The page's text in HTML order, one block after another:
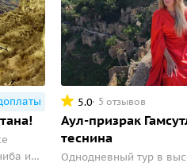
и
5.0 5 отзывов
Аул-призрак
теснина
Однодневный тур в